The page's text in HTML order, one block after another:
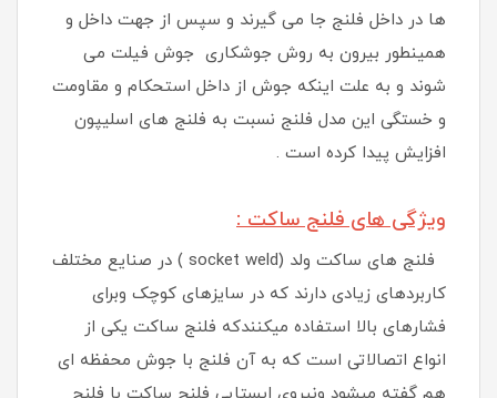
ها در داخل فلنج جا می گیرند و سپس از جهت داخل و
همینطور بیرون به روش جوشکاری جوش فیلت می
شوند و به علت اینکه جوش از داخل استحکام و مقاومت
و خستگی این مدل فلنج نسبت به فلنج های اسلیپون
افزایش پیدا کرده است .
ویژگی های فلنج ساکت :
فلنج های ساکت ولد (socket weld ) در صنایع مختلف
کاربردهای زیادی دارند که در سایزهای کوچک وبرای
فشارهای بالا استفاده میکنندکه فلنج ساکت یکی از
انواع اتصالاتی است که به آن فلنج با جوش محفظه ای